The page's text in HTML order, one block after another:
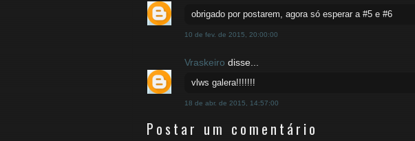
obrigado por postarem, agora só esperar a #5 e #6
10 de fev. de 2015, 20:00:00
Vraskeiro disse...
vlws galera!!!!!!!
18 de abr. de 2015, 14:57:00
Postar um comentário